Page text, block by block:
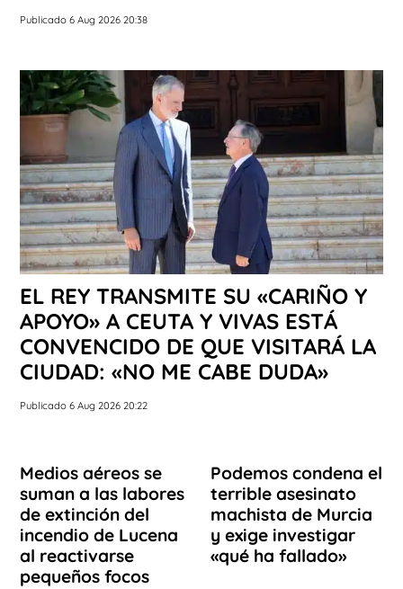
Publicado 6 Aug 2026 20:38
EL REY TRANSMITE SU «CARIÑO Y
APOYO» A CEUTA Y VIVAS ESTÁ
CONVENCIDO DE QUE VISITARÁ LA
CIUDAD: «NO ME CABE DUDA»
Publicado 6 Aug 2026 20:22
Medios aéreos se
suman a las labores
de extinción del
incendio de Lucena
al reactivarse
pequeños focos
Podemos condena el
terrible asesinato
machista de Murcia
y exige investigar
«qué ha fallado»